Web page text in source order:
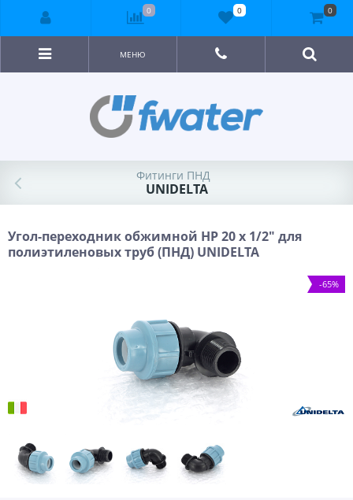
МЕНЮ
Фитинги ПНД
UNIDELTA
Угол-переходник обжимной НР 20 x 1/2" для
полиэтиленовых труб (ПНД) UNIDELTA
-65%
0 0 0